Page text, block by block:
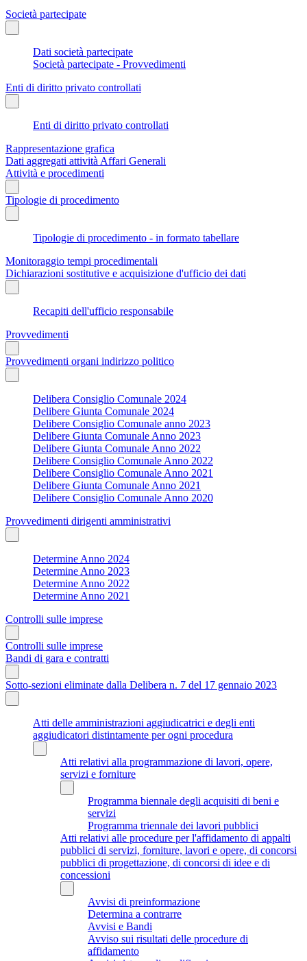
Società partecipate
Dati società partecipate
Società partecipate - Provvedimenti
Enti di diritto privato controllati
Enti di diritto privato controllati
Rappresentazione grafica
Dati aggregati attività Affari Generali
Attività e procedimenti
Tipologie di procedimento
Tipologie di procedimento - in formato tabellare
Monitoraggio tempi procedimentali
Dichiarazioni sostitutive e acquisizione d'ufficio dei dati
Recapiti dell'ufficio responsabile
Provvedimenti
Provvedimenti organi indirizzo politico
Delibera Consiglio Comunale 2024
Delibere Giunta Comunale 2024
Delibere Consiglio Comunale anno 2023
Delibere Giunta Comunale Anno 2023
Delibere Giunta Comunale Anno 2022
Delibere Consiglio Comunale Anno 2022
Delibere Consiglio Comunale Anno 2021
Delibere Giunta Comunale Anno 2021
Delibere Consiglio Comunale Anno 2020
Provvedimenti dirigenti amministrativi
Determine Anno 2024
Determine Anno 2023
Determine Anno 2022
Determine Anno 2021
Controlli sulle imprese
Controlli sulle imprese
Bandi di gara e contratti
Sotto-sezioni eliminate dalla Delibera n. 7 del 17 gennaio 2023
Atti delle amministrazioni aggiudicatrici e degli enti
aggiudicatori distintamente per ogni procedura
Atti relativi alla programmazione di lavori, opere,
servizi e forniture
Programma biennale degli acquisiti di beni e
servizi
Programma triennale dei lavori pubblici
Atti relativi alle procedure per l'affidamento di appalti
pubblici di servizi, forniture, lavori e opere, di concorsi
pubblici di progettazione, di concorsi di idee e di
concessioni
Avvisi di preinformazione
Determina a contrarre
Avvisi e Bandi
Avviso sui risultati delle procedure di
affidamento